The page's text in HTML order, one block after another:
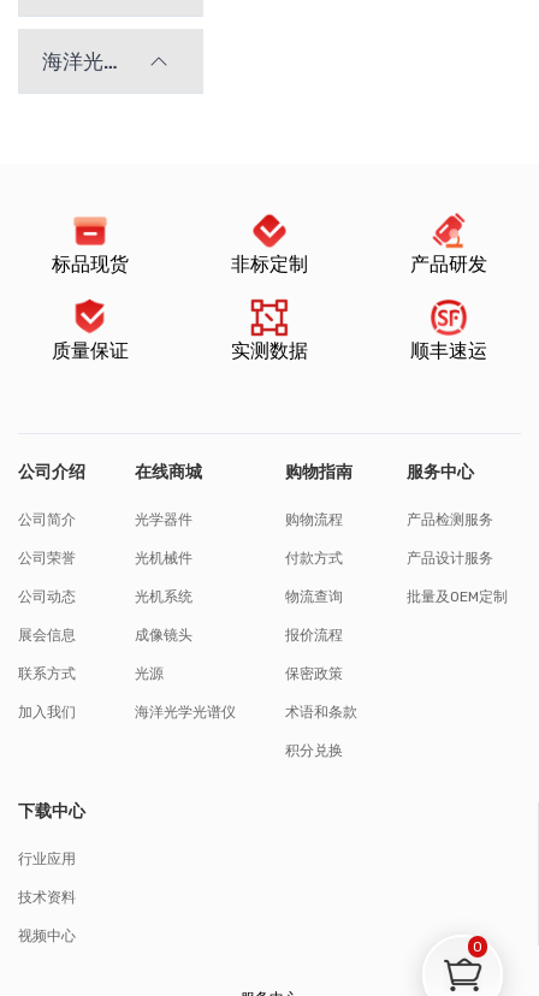
海洋光学光谱仪
标品现货 非标定制 产品研发
质量保证 实测数据 顺丰速运
公司介绍
公司简介
公司荣誉
公司动态
展会信息
联系方式
加入我们
在线商城
光学器件
光机械件
光机系统
成像镜头
光源
海洋光学光谱仪
购物指南
购物流程
付款方式
物流查询
报价流程
保密政策
术语和条款
积分兑换
服务中心
产品检测服务
产品设计服务
批量及OEM定制
下载中心
行业应用
技术资料
视频中心
0